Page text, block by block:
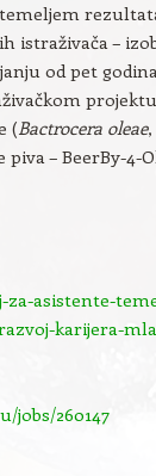
istraživača –
od pet
(Bactrocera oleae
– BeerBy-4-
asistente-
karijera-
jobs/260147